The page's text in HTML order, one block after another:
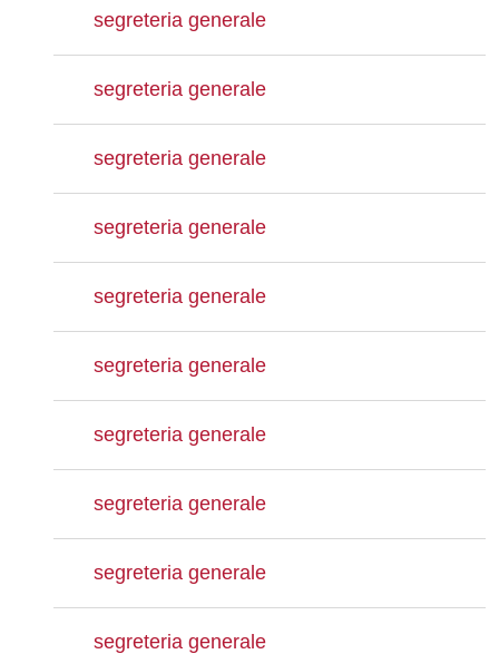
segreteria generale
segreteria generale
segreteria generale
segreteria generale
segreteria generale
segreteria generale
segreteria generale
segreteria generale
segreteria generale
segreteria generale